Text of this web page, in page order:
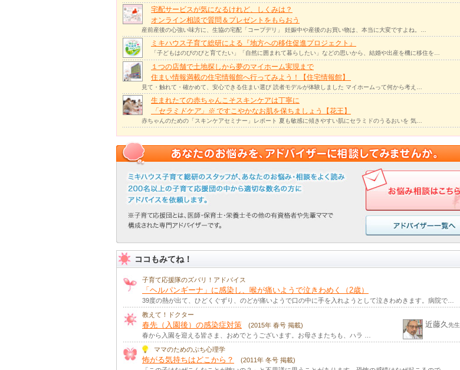
宅配サービスが気になるけれど、しくみは？
オンライン相談で質問＆プレゼントをもらおう
産前産後の心強い味方に、生協の宅配「コープデリ」 妊娠中や産後のお買い物は、本当に大変ですよね。…
ミキハウス子育て総研による『地方への移住促進プロジェクト』
「子どもはのびのびと育てたい」「自然に囲まれて暮らしたい」などの思いから、結婚や出産を機に移住を…
１つの店舗で土地探しから夢のマイホーム実現まで
住まい情報満載の住宅情報館へ行ってみよう！【住宅情報館】
見て・触れて・確かめて、安心できる住まい選び 読者モデルが体験しました マイホームって何から考え…
生まれたての赤ちゃんこそスキンケアは丁寧に
「セラミドケア」 ※ですこやかなお肌を保ちましょう【花王】
赤ちゃんのための「スキンケアセミナー」レポート 夏も敏感に傾きやすい肌にセラミドのうるおいを 気…
ココもみてね！
子育て応援隊のズバリ！アドバイス
「ヘルパンギーナ」に感染し、喉が痛いようで泣きわめく（2歳）
39度の熱が出て、ひどくぐずり、のどが痛いようで口の中に手を入れようとして泣きわめきます。病院で…
教えて！ドクター
春先（入園後）の感染症対策
(2015年 春号 掲載)
春から入園を迎える皆さま、おめでとうございます。お母さまたちも、ハラ …
近藤久先生
ママのためのぷち心理学
怖がる気持ちはどこから？
(2011年 冬号 掲載)